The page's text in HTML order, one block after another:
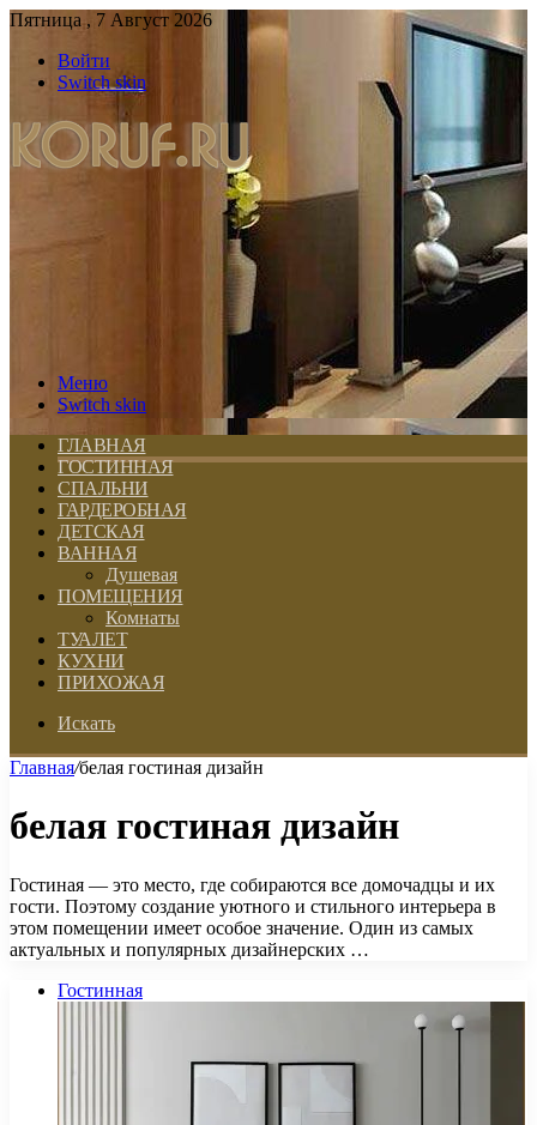
Пятница , 7 Август 2026
Войти
Switch skin
Меню
Switch skin
ГЛАВНАЯ
ГОСТИННАЯ
СПАЛЬНИ
ГАРДЕРОБНАЯ
ДЕТСКАЯ
ВАННАЯ
Душевая
ПОМЕЩЕНИЯ
Комнаты
ТУАЛЕТ
КУХНИ
ПРИХОЖАЯ
Искать
Главная/белая гостиная дизайн
белая гостиная дизайн
Гостиная — это место, где собираются все домочадцы и их
гости. Поэтому создание уютного и стильного интерьера в
этом помещении имеет особое значение. Один из самых
актуальных и популярных дизайнерских …
Гостинная